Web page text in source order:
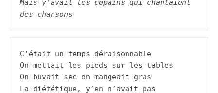
Mais y’avait les copains qui chantaient
des chansons
C’était un temps déraisonnable
On mettait les pieds sur les tables
On buvait sec on mangeait gras
La diététique, y’en n’avait pas